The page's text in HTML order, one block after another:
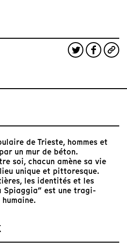
de Trieste, hommes et
un mur de béton.
soi, chacun amène sa vie
unique et pittoresque.
les identités et les
Spiaggia” est une tragi-